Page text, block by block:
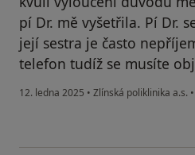
pí Dr. mě vyšetřila. Pí Dr.
její sestra je často
telefon tudíž se musíte
12. ledna 2025 • Zlínská poliklinika a.s. •